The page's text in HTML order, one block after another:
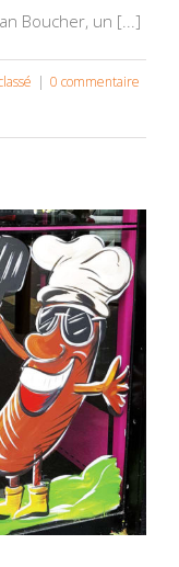
Boucher, un [...]
| 0 commentaire